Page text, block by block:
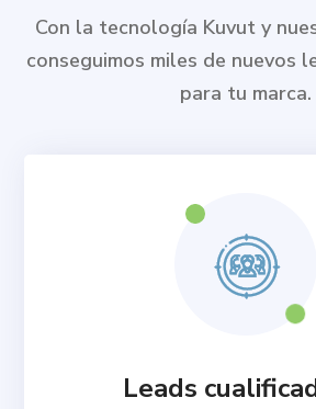
Con la tecnología Kuvut y
conseguimos miles de nuevos
para tu marca.
Leads